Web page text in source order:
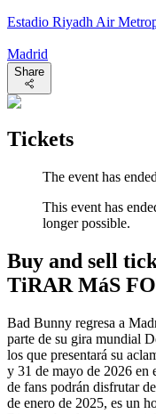
Estadio Riyadh Air
Madrid
Share
Tickets
The event has ended
This event has
longer possible.
Buy and sell
TiRAR MáS
Bad Bunny regresa a
parte de su gira mundial
los que presentará su
y 31 de mayo de 2026
de fans podrán disfrutar
de enero de 2025, es un